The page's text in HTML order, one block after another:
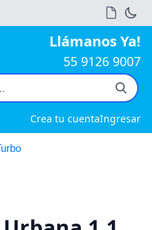
Llámanos Ya!
55 9126 9007
Crea tu cuentaIngresar